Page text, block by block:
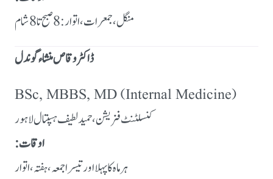
منگل، جمعرات، اتوار: 8 صبح تا 8 شام
ڈاکٹر وقاص منشاء گوندل
BSc, MBBS, MD (Internal Medicine)
کنسلٹنٹ فزیشن، حمید لطیف ہسپتال لاہور
اوقات:
ہر ماہ کا پہلا اور تیسرا جمعہ، ہفتہ، اتوار